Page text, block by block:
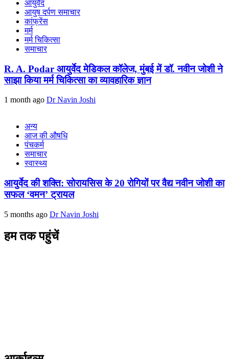
आयुर्वेद
आयुष दर्पण समाचार
कांफ्रेंस
मर्म
मर्म चिकित्सा
समाचार
R. A. Podar आयुर्वेद मेडिकल कॉलेज, मुंबई में डॉ. नवीन जोशी ने
साझा किया मर्म चिकित्सा का व्यावहारिक ज्ञान
1 month ago Dr Navin Joshi
अन्य
आज की औषधि
पंचकर्म
समाचार
स्वास्थ्य
आयुर्वेद की शक्ति: सोरायसिस के 20 रोगियों पर वैद्य नवीन जोशी का
सफल ‘वमन’ ट्रायल
5 months ago Dr Navin Joshi
हम तक पहुंचें